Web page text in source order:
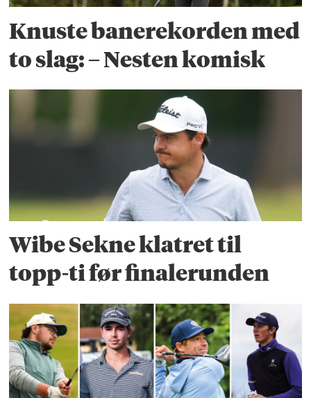
Knuste banerekorden med
to slag: – Nesten komisk
Wibe Sekne klatret til
topp-ti før finalerunden